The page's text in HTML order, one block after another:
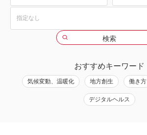
おすすめキーワード
気候変動、温暖化 地方創生 働き方
デジタルヘルス